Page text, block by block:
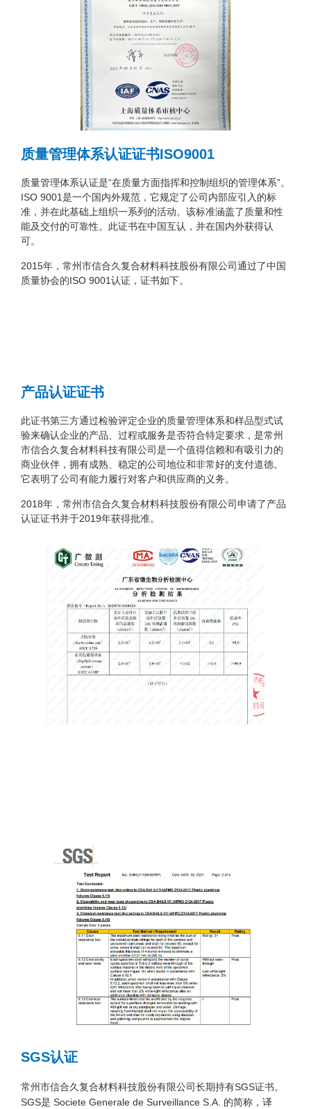
质量管理体系认证证书ISO9001
质量管理体系认证是“在质量方面指挥和控制组织的管理体系”。
ISO 9001是一个国内外规范，它规定了公司内部应引入的标
准，并在此基础上组织一系列的活动。该标准涵盖了质量和性
能及交付的可靠性。此证书在中国互认，并在国内外获得认
可。
2015年，常州市信合久复合材料科技股份有限公司通过了中国
质量协会的ISO 9001认证，证书如下。
产品认证证书
此证书第三方通过检验评定企业的质量管理体系和样品型式试
验来确认企业的产品、过程或服务是否符合特定要求，是常州
市信合久复合材料科技有限公司是一个值得信赖和有吸引力的
商业伙伴，拥有成熟、稳定的公司地位和非常好的支付道德。
它表明了公司有能力履行对客户和供应商的义务。
2018年，常州市信合久复合材料科技股份有限公司申请了产品
认证证书并于2019年获得批准。
SGS认证
常州市信合久复合材料科技股份有限公司长期持有SGS证书。
SGS是 Societe Generale de Surveillance S.A. 的简称，译